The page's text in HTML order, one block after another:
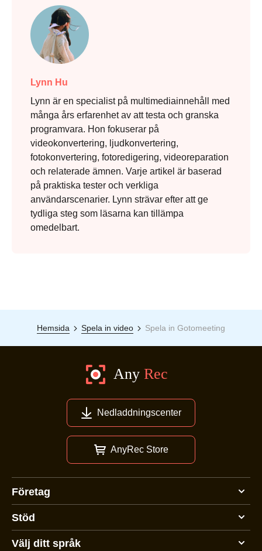
Lynn Hu
Lynn är en specialist på multimediainnehåll med
många års erfarenhet av att testa och granska
programvara. Hon fokuserar på
videokonvertering, ljudkonvertering,
fotokonvertering, fotoredigering, videoreparation
och relaterade ämnen. Varje artikel är baserad
på praktiska tester och verkliga
användarscenarier. Lynn strävar efter att ge
tydliga steg som läsarna kan tillämpa
omedelbart.
Hemsida Spela in video Spela in Gotomeeting
Nedladdningscenter
AnyRec Store
Företag
Stöd
Välj ditt språk